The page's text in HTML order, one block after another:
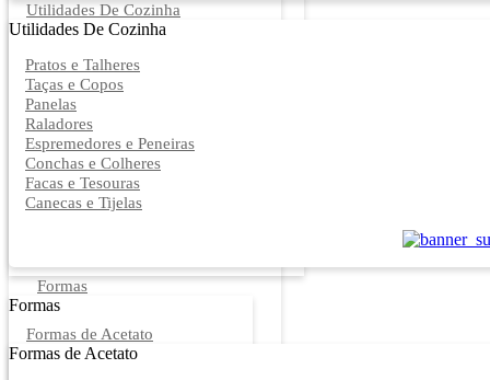
Utilidades De Cozinha
Utilidades De Cozinha
Pratos e Talheres
Taças e Copos
Panelas
Raladores
Espremedores e Peneiras
Conchas e Colheres
Facas e Tesouras
Canecas e Tijelas
Formas
Formas
Formas de Acetato
Formas de Acetato